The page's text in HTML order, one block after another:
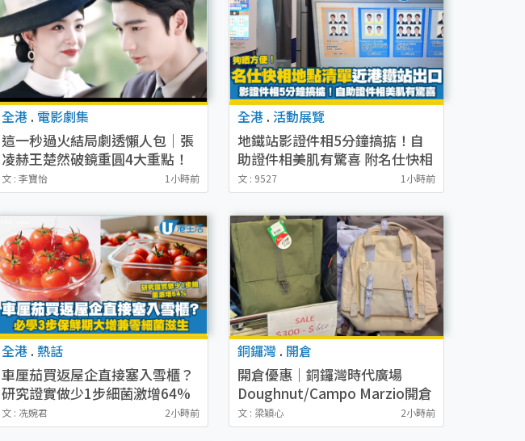
全港 . 電影劇集
這一秒過火結局劇透懶人包｜張
凌赫王楚然破鏡重圓4大重點！
養父以死贖罪、口碑評價兩極
文 : 李寶怡 1小時前
全港 . 活動展覽
地鐵站影證件相5分鐘搞掂！自
助證件相美肌有驚喜 附名仕快相
地點
文 : 9527 1小時前
全港 . 熱話
車厘茄買返屋企直接塞入雪櫃？
研究證實做少1步細菌激增64%
必學3步保鮮期大增兼零細菌滋
生
文 : 冼婉君 2小時前
銅鑼灣 . 開倉
開倉優惠｜銅鑼灣時代廣場
Doughnut/Campo Marzio開倉
低至1折！背囊、書包、手袋劈
價$200起
文 : 梁穎心 2小時前